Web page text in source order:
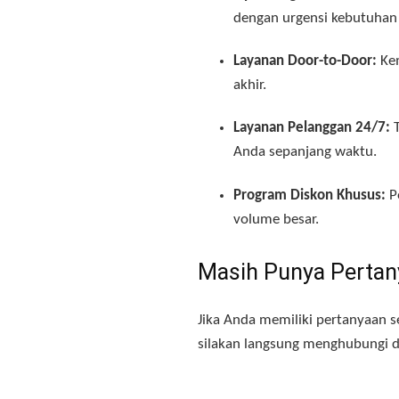
dengan urgensi
Layanan Door-to-Door:
akhir.
Layanan Pelanggan 24/7:
Anda sepanjang waktu.
Program Diskon Khusus:
volume besar.
Masih Punya
Jika Anda memiliki pertanyaan
silakan langsung menghubungi